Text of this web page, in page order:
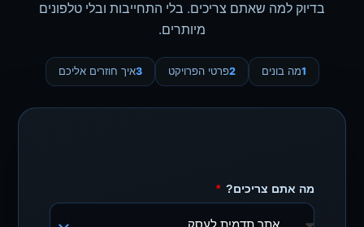
בדיוק למה שאתם צריכים. בלי התחייבות ובלי טלפונים
מיותרים.
1מה בונים 2פרטי הפרויקט 3איך חוזרים אליכם
מה אתם צריכים?